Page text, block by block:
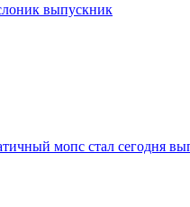
выпускник
мопс стал сегодня